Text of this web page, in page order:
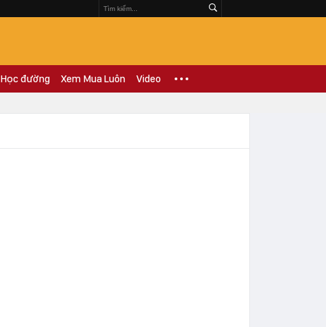
Học đường Xem Mua Luôn Video